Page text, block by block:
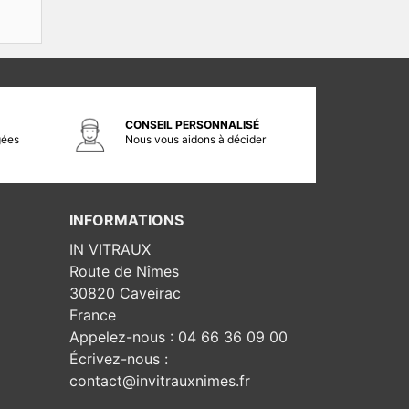
CONSEIL PERSONNALISÉ
Nous vous aidons à décider
INFORMATIONS
IN VITRAUX
Route de Nîmes
30820 Caveirac
France
Appelez-nous : 04 66 36 09 00
Écrivez-nous :
contact@invitrauxnimes.fr